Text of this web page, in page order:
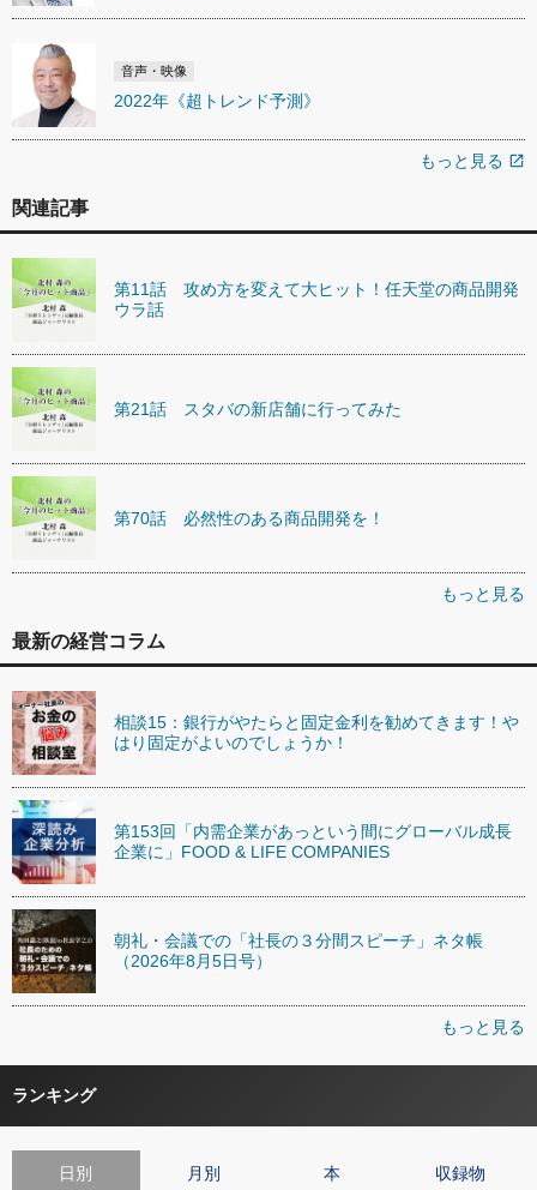
音声・映像
2022年《超トレンド予測》
もっと見る open_in_new
関連記事
第11話 攻め方を変えて大ヒット！任天堂の商品開発
ウラ話
第21話 スタバの新店舗に行ってみた
第70話 必然性のある商品開発を！
もっと見る
最新の経営コラム
相談15：銀行がやたらと固定金利を勧めてきます！や
はり固定がよいのでしょうか！
第153回「内需企業があっという間にグローバル成長
企業に」FOOD & LIFE COMPANIES
朝礼・会議での「社長の３分間スピーチ」ネタ帳
（2026年8月5日号）
もっと見る
ランキング
日別 月別 本 収録物